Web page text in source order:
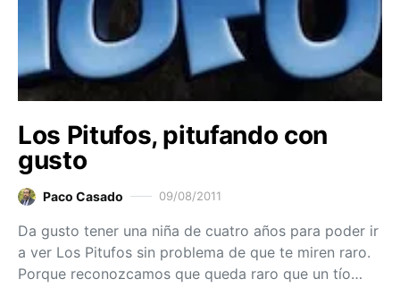
Los Pitufos, pitufando con
gusto
Paco Casado 09/08/2011
Da gusto tener una niña de cuatro años para poder ir
a ver Los Pitufos sin problema de que te miren raro.
Porque reconozcamos que queda raro que un tío…